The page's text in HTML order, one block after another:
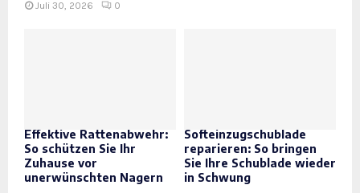
Juli 30, 2026 0
Effektive Rattenabwehr:
So schützen Sie Ihr
Zuhause vor
unerwünschten Nagern
Softeinzugschublade
reparieren: So bringen
Sie Ihre Schublade wieder
in Schwung